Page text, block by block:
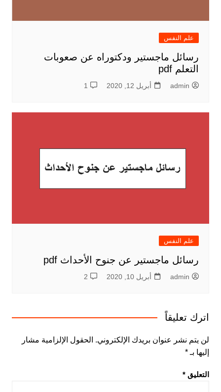
علم النفس
رسائل ماجستير ودكتوراه عن صعوبات
التعلم pdf
admin أبريل 12, 2020 1
علم النفس
رسائل ماجستير عن جنوح الأحداث pdf
admin أبريل 10, 2020 2
اترك تعليقاً
لن يتم نشر عنوان بريدك الإلكتروني. الحقول الإلزامية مشار
إليها بـ *
التعليق *